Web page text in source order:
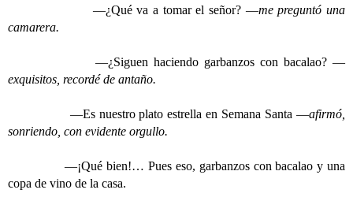
—¿Qué va a tomar el señor? —me preguntó una
camarera.
—¿Siguen haciendo garbanzos con bacalao? —
exquisitos, recordé de antaño.
—Es nuestro plato estrella en Semana Santa —afirmó,
sonriendo, con evidente orgullo.
—¡Qué bien!… Pues eso, garbanzos con bacalao y una
copa de vino de la casa.